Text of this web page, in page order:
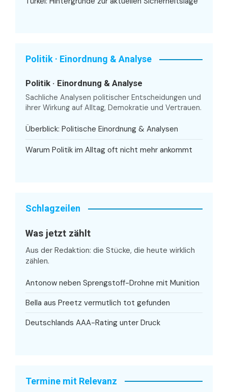
Politik · Einordnung & Analyse
Politik · Einordnung & Analyse
Sachliche Analysen politischer Entscheidungen und
ihrer Wirkung auf Alltag, Demokratie und Vertrauen.
Überblick: Politische Einordnung & Analysen
Warum Politik im Alltag oft nicht mehr ankommt
Schlagzeilen
Was jetzt zählt
Aus der Redaktion: die Stücke, die heute wirklich
zählen.
Antonow neben Sprengstoff-Drohne mit Munition
Bella aus Preetz vermutlich tot gefunden
Deutschlands AAA-Rating unter Druck
Termine mit Relevanz